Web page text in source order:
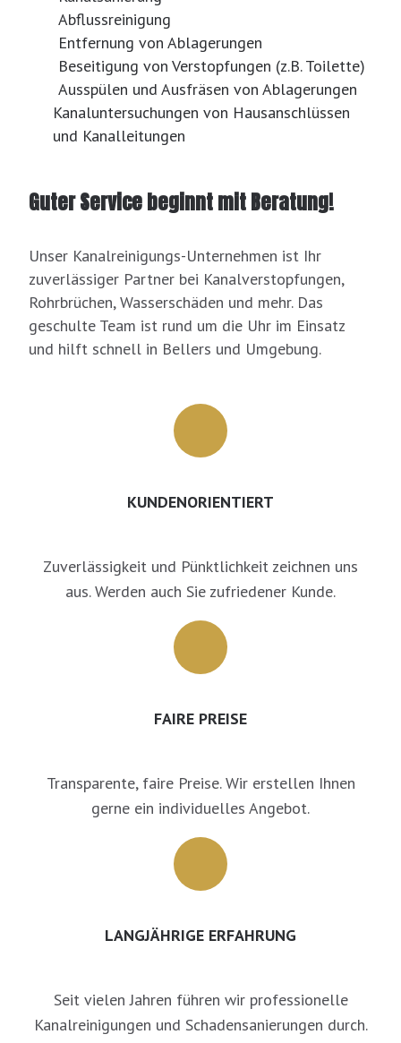
Abflussreinigung
Entfernung von Ablagerungen
Beseitigung von Verstopfungen (z.B. Toilette)
Ausspülen und Ausfräsen von Ablagerungen
Kanaluntersuchungen von Hausanschlüssen
und Kanalleitungen
Guter Service beginnt mit Beratung!
Unser Kanalreinigungs-Unternehmen ist Ihr
zuverlässiger Partner bei Kanalverstopfungen,
Rohrbrüchen, Wasserschäden und mehr. Das
geschulte Team ist rund um die Uhr im Einsatz
und hilft schnell in Bellers und Umgebung.
KUNDENORIENTIERT
Zuverlässigkeit und Pünktlichkeit zeichnen uns
aus. Werden auch Sie zufriedener Kunde.
FAIRE PREISE
Transparente, faire Preise. Wir erstellen Ihnen
gerne ein individuelles Angebot.
LANGJÄHRIGE ERFAHRUNG
Seit vielen Jahren führen wir professionelle
Kanalreinigungen und Schadensanierungen durch.